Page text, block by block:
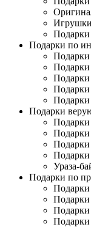
Подарки
Подарки по
Подарки
Подарки
Подарки
Подарки
Подарки
Ураза-
Подарки по
Подарки
Подарки